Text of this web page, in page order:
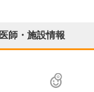
医師・施設情報